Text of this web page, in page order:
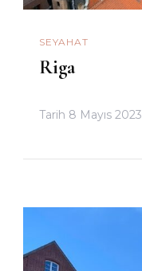
SEYAHAT
Riga
Tarih 8 Mayıs 2023